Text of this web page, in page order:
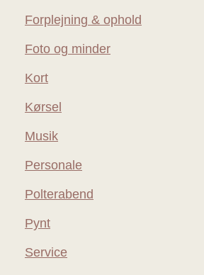
Forplejning & ophold
Foto og minder
Kort
Kørsel
Musik
Personale
Polterabend
Pynt
Service